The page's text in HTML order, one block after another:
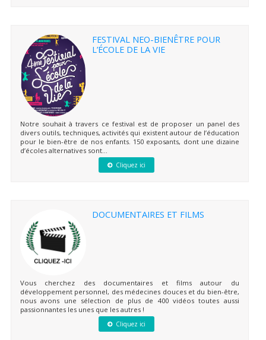
FESTIVAL NEO-BIENÊTRE POUR
L’ÉCOLE DE LA VIE
Notre souhait à travers ce festival est de proposer un panel des
divers outils, techniques, activités qui existent autour de l’éducation
pour le bien-être de nos enfants. 150 exposants, dont une dizaine
d’écoles alternatives sont...
Cliquez ici
DOCUMENTAIRES ET FILMS
Vous cherchez des documentaires et films autour du
développement personnel, des médecines douces et du bien-être,
nous avons une sélection de plus de 400 vidéos toutes aussi
passionnantes les unes que les autres !
Cliquez ici